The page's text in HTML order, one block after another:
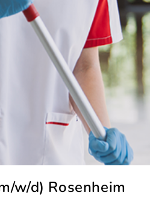
w/d) Rosenheim